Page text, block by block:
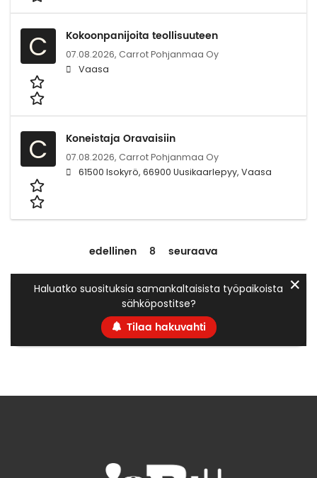
C Kokoonpanijoita teollisuuteen
07.08.2026, Carrot Pohjanmaa Oy
Vaasa
C Koneistaja Oravaisiin
07.08.2026, Carrot Pohjanmaa Oy
61500 Isokyrö, 66900 Uusikaarlepyy, Vaasa
edellinen 8 seuraava
Haluatko suosituksia samankaltaisista työpaikoista
sähköpostitse?
Tilaa hakuvahti
✕